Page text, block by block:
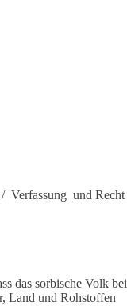
Verfassung und Recht
das sorbische Volk bei
Land und Rohstoffen